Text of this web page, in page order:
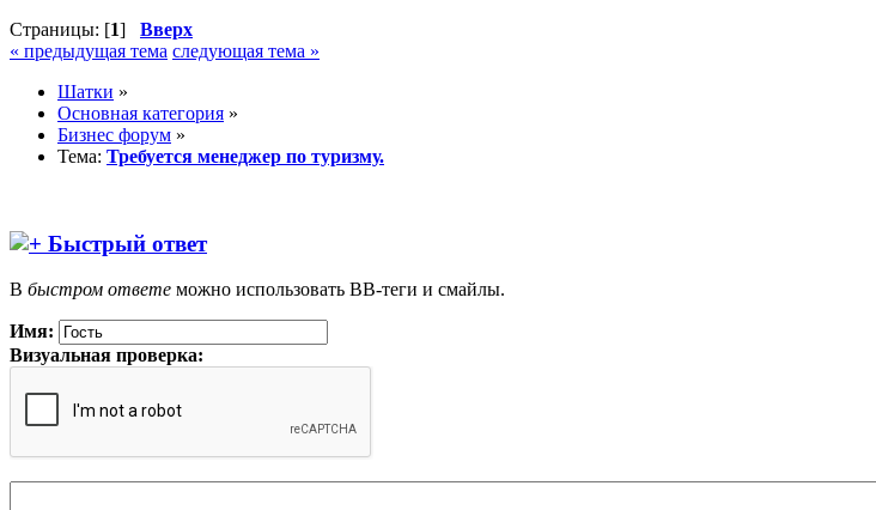
Страницы: [1] Вверх
« предыдущая тема следующая тема »
Шатки »
Основная категория »
Бизнес форум »
Тема: Требуется менеджер по туризму.
Быстрый ответ
В быстром ответе можно использовать BB-теги и смайлы.
Имя:
Визуальная проверка: